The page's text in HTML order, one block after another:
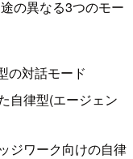
の異なる3つのモー
の対話モード
自律型(エージェン
ジワーク向けの自律